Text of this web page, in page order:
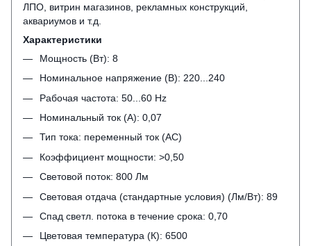
ЛПО, витрин магазинов, рекламных конструкций,
аквариумов и т.д.
Характеристики
Мощность (Вт): 8
Номинальное напряжение (В): 220...240
Рабочая частота: 50...60 Hz
Номинальный ток (А): 0,07
Тип тока: переменный ток (АС)
Коэффициент мощности: >0,50
Световой поток: 800 Лм
Световая отдача (стандартные условия) (Лм/Вт): 89
Спад светл. потока в течение срока: 0,70
Цветовая температура (К): 6500